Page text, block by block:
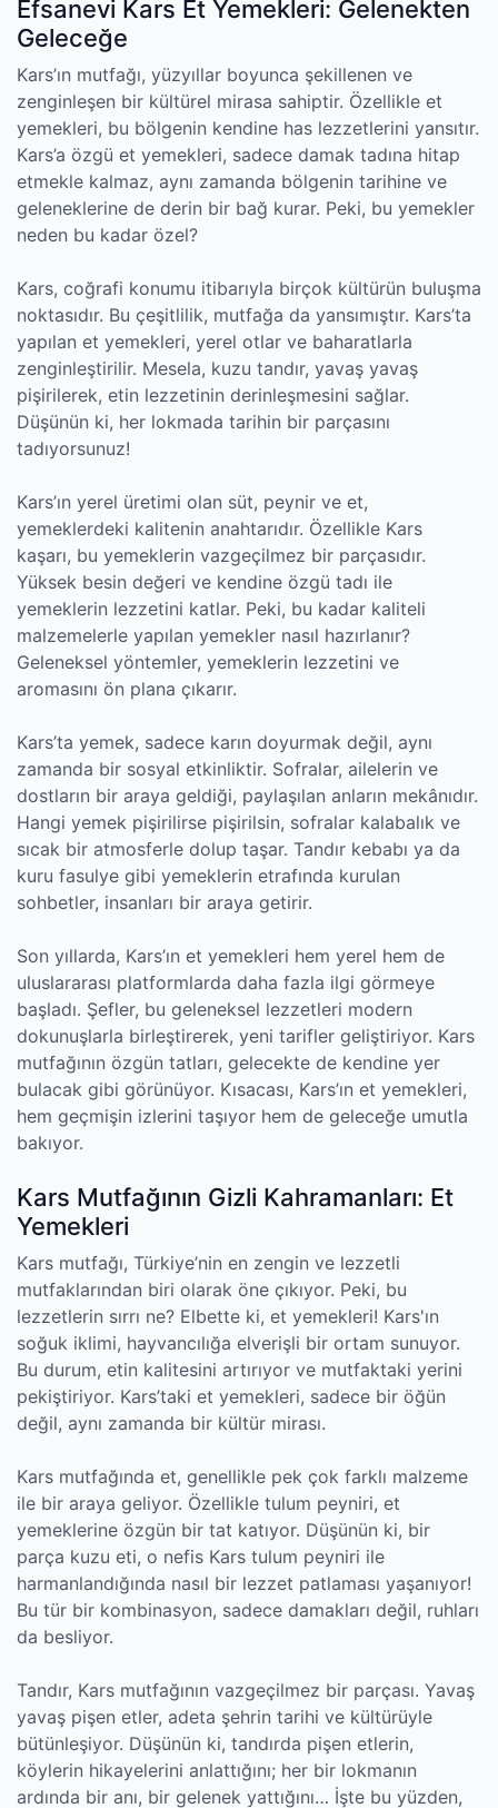
Efsanevi Kars Et Yemekleri: Gelenekten
Geleceğe
Kars’ın mutfağı, yüzyıllar boyunca şekillenen ve
zenginleşen bir kültürel mirasa sahiptir. Özellikle et
yemekleri, bu bölgenin kendine has lezzetlerini yansıtır.
Kars’a özgü et yemekleri, sadece damak tadına hitap
etmekle kalmaz, aynı zamanda bölgenin tarihine ve
geleneklerine de derin bir bağ kurar. Peki, bu yemekler
neden bu kadar özel?
Kars, coğrafi konumu itibarıyla birçok kültürün buluşma
noktasıdır. Bu çeşitlilik, mutfağa da yansımıştır. Kars’ta
yapılan et yemekleri, yerel otlar ve baharatlarla
zenginleştirilir. Mesela, kuzu tandır, yavaş yavaş
pişirilerek, etin lezzetinin derinleşmesini sağlar.
Düşünün ki, her lokmada tarihin bir parçasını
tadıyorsunuz!
Kars’ın yerel üretimi olan süt, peynir ve et,
yemeklerdeki kalitenin anahtarıdır. Özellikle Kars
kaşarı, bu yemeklerin vazgeçilmez bir parçasıdır.
Yüksek besin değeri ve kendine özgü tadı ile
yemeklerin lezzetini katlar. Peki, bu kadar kaliteli
malzemelerle yapılan yemekler nasıl hazırlanır?
Geleneksel yöntemler, yemeklerin lezzetini ve
aromasını ön plana çıkarır.
Kars’ta yemek, sadece karın doyurmak değil, aynı
zamanda bir sosyal etkinliktir. Sofralar, ailelerin ve
dostların bir araya geldiği, paylaşılan anların mekânıdır.
Hangi yemek pişirilirse pişirilsin, sofralar kalabalık ve
sıcak bir atmosferle dolup taşar. Tandır kebabı ya da
kuru fasulye gibi yemeklerin etrafında kurulan
sohbetler, insanları bir araya getirir.
Son yıllarda, Kars’ın et yemekleri hem yerel hem de
uluslararası platformlarda daha fazla ilgi görmeye
başladı. Şefler, bu geleneksel lezzetleri modern
dokunuşlarla birleştirerek, yeni tarifler geliştiriyor. Kars
mutfağının özgün tatları, gelecekte de kendine yer
bulacak gibi görünüyor. Kısacası, Kars’ın et yemekleri,
hem geçmişin izlerini taşıyor hem de geleceğe umutla
bakıyor.
Kars Mutfağının Gizli Kahramanları: Et
Yemekleri
Kars mutfağı, Türkiye’nin en zengin ve lezzetli
mutfaklarından biri olarak öne çıkıyor. Peki, bu
lezzetlerin sırrı ne? Elbette ki, et yemekleri! Kars'ın
soğuk iklimi, hayvancılığa elverişli bir ortam sunuyor.
Bu durum, etin kalitesini artırıyor ve mutfaktaki yerini
pekiştiriyor. Kars’taki et yemekleri, sadece bir öğün
değil, aynı zamanda bir kültür mirası.
Kars mutfağında et, genellikle pek çok farklı malzeme
ile bir araya geliyor. Özellikle tulum peyniri, et
yemeklerine özgün bir tat katıyor. Düşünün ki, bir
parça kuzu eti, o nefis Kars tulum peyniri ile
harmanlandığında nasıl bir lezzet patlaması yaşanıyor!
Bu tür bir kombinasyon, sadece damakları değil, ruhları
da besliyor.
Tandır, Kars mutfağının vazgeçilmez bir parçası. Yavaş
yavaş pişen etler, adeta şehrin tarihi ve kültürüyle
bütünleşiyor. Düşünün ki, tandırda pişen etlerin,
köylerin hikayelerini anlattığını; her bir lokmanın
ardında bir anı, bir gelenek yattığını… İşte bu yüzden,